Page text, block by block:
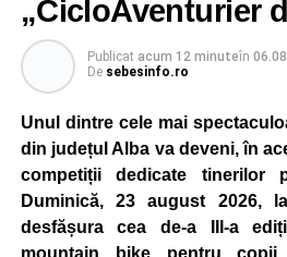
„CicloAventurier
Publicat acum 12 minuteîn
De sebesinfo.ro
Unul dintre cele mai
din județul Alba va deveni, în
competiții dedicate tinerilor
Duminică, 23 august 2026,
desfășura cea de-a III-a
mountain bike pentru copii